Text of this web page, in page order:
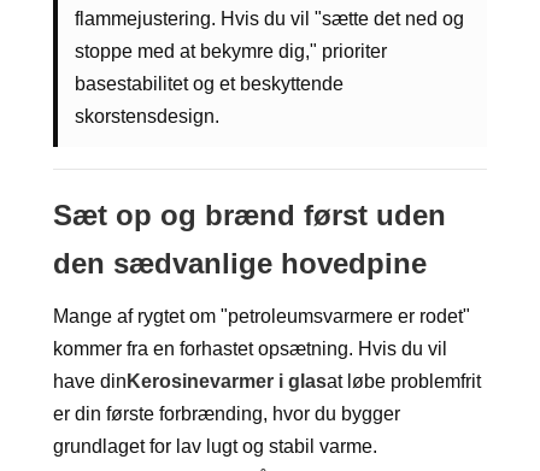
flammejustering. Hvis du vil "sætte det ned og
stoppe med at bekymre dig," prioriter
basestabilitet og et beskyttende
skorstensdesign.
Sæt op og brænd først uden
den sædvanlige hovedpine
Mange af rygtet om "petroleumsvarmere er rodet"
kommer fra en forhastet opsætning. Hvis du vil
have din Kerosinevarmer i glasat løbe problemfrit
er din første forbrænding, hvor du bygger
grundlaget for lav lugt og stabil varme.